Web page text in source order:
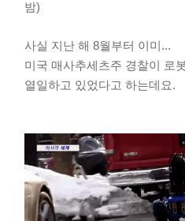
밤)
사실 지난 해 8월부터 이미...
미국 매사추세츠주 경찰이 로
열일하고 있었다고 하는데요.